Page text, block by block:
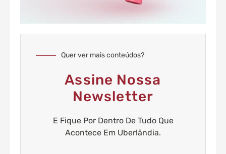
Quer ver mais conteúdos?
Assine Nossa
Newsletter
E Fique Por Dentro De Tudo Que
Acontece Em Uberlândia.